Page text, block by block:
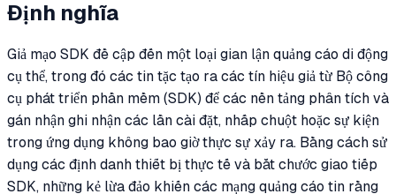
Định nghĩa
Giả mạo SDK đề cập đến một loại gian lận quảng cáo di động
cụ thể, trong đó các tin tặc tạo ra các tín hiệu giả từ Bộ công
cụ phát triển phần mềm (SDK) để các nền tảng phân tích và
gán nhận ghi nhận các lần cài đặt, nhấp chuột hoặc sự kiện
trong ứng dụng không bao giờ thực sự xảy ra. Bằng cách sử
dụng các định danh thiết bị thực tế và bắt chước giao tiếp
SDK, những kẻ lừa đảo khiến các mạng quảng cáo tin rằng